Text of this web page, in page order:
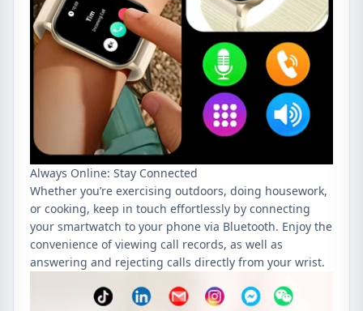
Always Online: Stay Connected
Whether you’re exercising outdoors, doing housework,
or cooking, keep in touch effortlessly by connecting
your smartwatch to your phone via Bluetooth. Enjoy the
convenience of viewing call records, as well as
answering and rejecting calls directly from your wrist.